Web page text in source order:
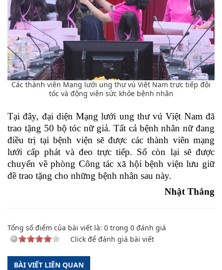
Các thành viên Mạng lưới ung thư vú Việt Nam trực tiếp đội
tóc và động viên sức khỏe bệnh nhân
Tại đây, đại diện Mạng lưới ung thư vú Việt Nam đã
trao tặng 50 bộ tóc nữ giả. Tất cả bệnh nhân nữ đang
điều trị tại bệnh viện sẽ được các thành viên mạng
lưới cấp phát và đeo trực tiếp. Số còn lại sẽ được
chuyển về phòng Công tác xã hội bệnh viện lưu giữ
đề trao tặng cho những bệnh nhân sau này.
Nhật Thắng
Tổng số điểm của bài viết là: 0 trong 0 đánh giá
Click để đánh giá bài viết
BÀI VIẾT LIÊN QUAN